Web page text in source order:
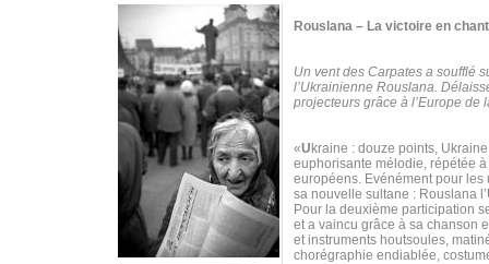
Rouslana – La victoire en
Un vent des Carpates a soufflé
l’Ukrainienne Rouslana.
projecteurs grâce à l’Europe
«U kraine : douze points,
euphorisante mélodie, répétée
européens. Evénément pour les
sa nouvelle sultane : Rouslana
Pour la deuxième participation
et a vaincu grâce à sa chanson
et instruments houtsoules,
chorégraphie endiablée,